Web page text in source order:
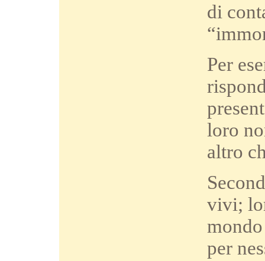
di
Per
loro
altro
vivi;
per